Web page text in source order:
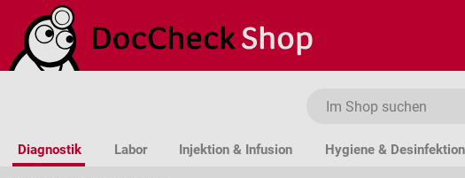
Hauptinhalt springen
Zur Suche springen
Zur Hauptnavigation springen
Diagnostik Labor Injektion & Infusion Hygiene & Desinfektion